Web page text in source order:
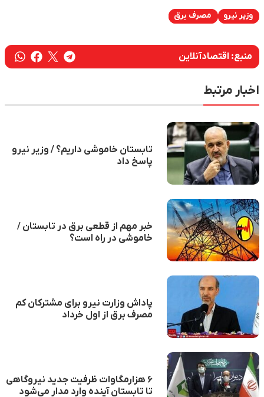
وزیر نیرو مصرف برق
منبع: اقتصادآنلاین
اخبار مرتبط
تابستان خاموشی داریم؟ / وزیر نیرو
پاسخ داد
خبر مهم از قطعی برق در تابستان /
خاموشی در راه است؟
پاداش وزارت نیرو برای مشترکان کم
مصرف برق از اول خرداد
۶ هزارمگاوات ظرفیت جدید نیروگاهی
تا تابستان آینده وارد مدار می‌شود